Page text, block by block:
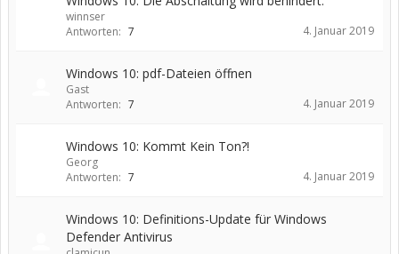
winnser
Antworten: 7 4. Januar 2019
Windows 10: pdf-Dateien öffnen
Gast
Antworten: 7 4. Januar 2019
Windows 10: Kommt Kein Ton?!
Georg
Antworten: 7 4. Januar 2019
Windows 10: Definitions-Update für Windows
Defender Antivirus